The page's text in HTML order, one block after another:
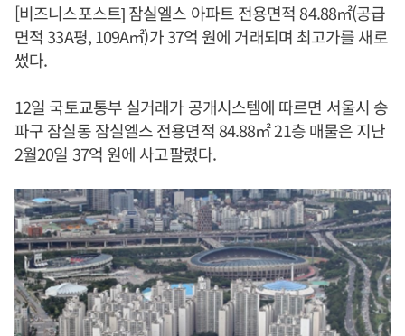
[비즈니스포스트] 잠실엘스 아파트 전용면적 84.88㎡(공급
면적 33A평, 109A㎡)가 37억 원에 거래되며 최고가를 새로
썼다.
12일 국토교통부 실거래가 공개시스템에 따르면 서울시 송
파구 잠실동 잠실엘스 전용면적 84.88㎡ 21층 매물은 지난
2월20일 37억 원에 사고팔렸다.